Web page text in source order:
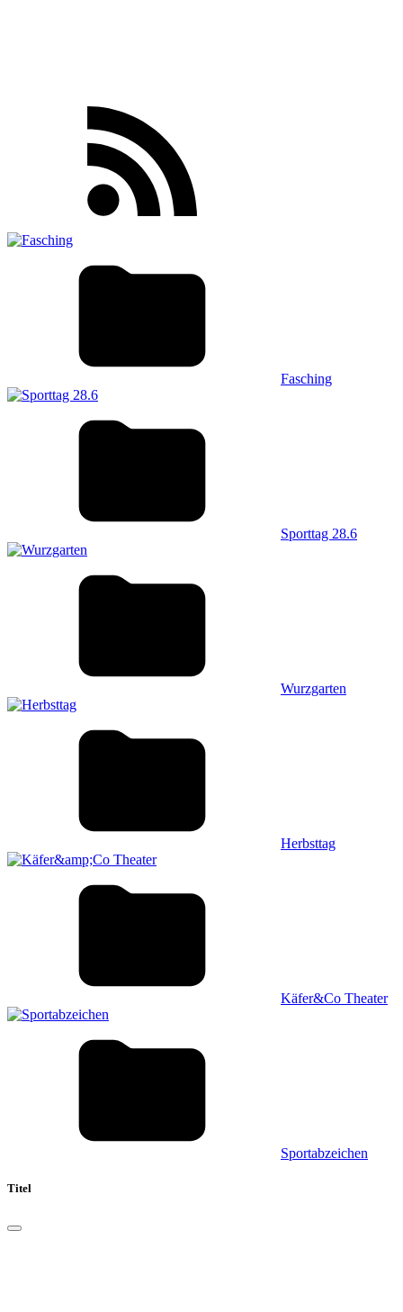
Fasching
Sporttag 28.6
Wurzgarten
Herbsttag
Käfer&Co Theater
Sportabzeichen
Titel